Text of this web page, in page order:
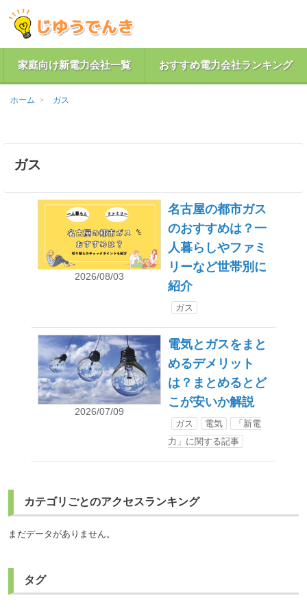
家庭向け新電力会社一覧 おすすめ電力会社ランキング
ホーム ガス
ガス
2026/08/03
名古屋の都市ガス
のおすすめは？一
人暮らしやファミ
リーなど世帯別に
紹介
ガス
2026/07/09
電気とガスをまと
めるデメリット
は？まとめるとど
こが安いか解説
ガス 電気
「新電
力」に関する記事
カテゴリごとのアクセスランキング
まだデータがありません。
タグ